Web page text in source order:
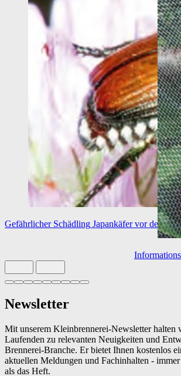
Gefährlicher Schädling Japankäfer vor der
Slide 1 von 9 aktiv
Newsletter
Mit unserem Kleinbrennerei-Newsletter halten
Laufenden zu relevanten Neuigkeiten und
Brennerei-Branche. Er bietet Ihnen kostenlos
aktuellen Meldungen und Fachinhalten -
als das Heft.